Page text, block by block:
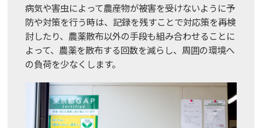
病気や害虫によって農産物が被害を受けないように予
防や対策を行う時は、記録を残すことで対応策を再検
討したり、農薬散布以外の手段も組み合わせることに
よって、農薬を散布する回数を減らし、周囲の環境へ
の負荷を少なくします。